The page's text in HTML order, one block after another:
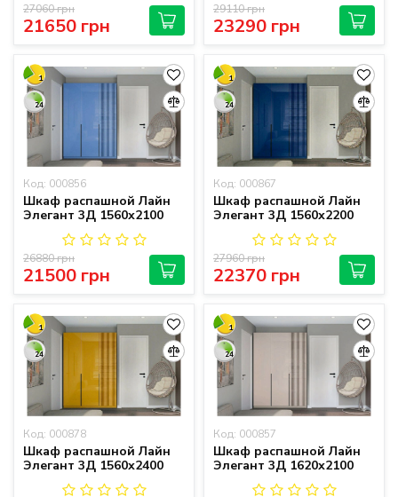
21650 грн
27060 грн
23290 грн
29110 грн
1
24
Код: 000856
Шкаф распашной Лайн
Элегант 3Д 1560х2100
21500 грн
26880 грн
1
24
Код: 000867
Шкаф распашной Лайн
Элегант 3Д 1560х2200
22370 грн
27960 грн
1
24
Код: 000878
Шкаф распашной Лайн
Элегант 3Д 1560х2400
1
24
Код: 000857
Шкаф распашной Лайн
Элегант 3Д 1620х2100